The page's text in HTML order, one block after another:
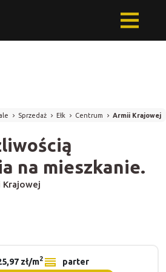
Sprzedaż Ełk Centrum Armii Krajowej
na mieszkanie.
Krajowej
zł/m2 parter